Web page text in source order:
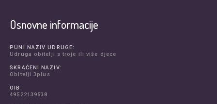
Osnovne informacije
PUNI NAZIV UDRUGE:
Udruga obitelji s troje ili više djece
SKRAĆENI NAZIV:
Obitelji 3plus
OIB:
49522139538